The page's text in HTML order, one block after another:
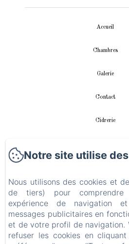
Accueil
Chambres
Galerie
Contact
Cidrerie
Instalación
Politique de
Informations légales
Notre site utilise
Nous utilisons des cookies et
de tiers) pour
expérience de navigation
messages publicitaires en
et de votre profil de navigation.
refuser les cookies en